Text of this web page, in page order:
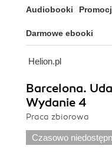
Audiobooki
Darmowe ebooki
Helion.pl
Barcelona.
Wydanie 4
Praca zbiorowa
Czasowo